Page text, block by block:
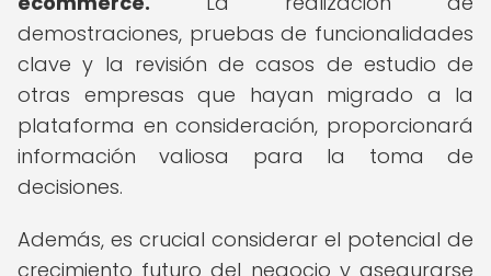
demostraciones, pruebas de funcionalidades
clave y la revisión de casos de estudio de
otras empresas que hayan migrado a la
plataforma en consideración, proporcionará
información valiosa para la toma de
decisiones.
Además, es crucial considerar el potencial de
crecimiento futuro del negocio y asegurarse